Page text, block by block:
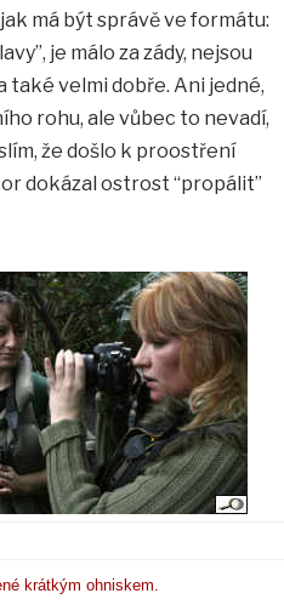
má být správě ve formátu:
je málo za zády, nejsou
také velmi dobře. Ani jedné,
rohu, ale vůbec to nevadí,
že došlo k proostření
dokázal ostrost “propálit”
krátkým ohniskem.